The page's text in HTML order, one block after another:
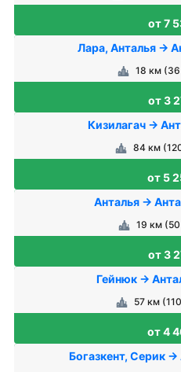
от 7
Лара, Анталья →
18 км
от 3
Кизилагач →
84 км
от 5
Анталья →
19 км
от 3
Гейнюк →
57 км
от 4
Богазкент, Серик